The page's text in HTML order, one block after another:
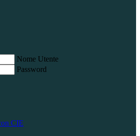
Nome Utente
Password
CIE